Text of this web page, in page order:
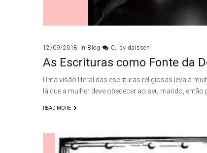
12/09/2018 in Blog 0 by daissen
As Escrituras como Fonte da
Uma visão literal das escrituras religiosas leva a
lá que a mulher deve obedecer ao seu marido, então
READ MORE